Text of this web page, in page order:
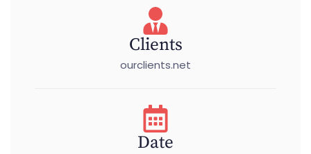
Clients
ourclients.net
Date